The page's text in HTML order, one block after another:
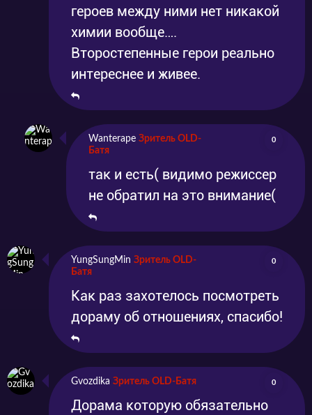
героев между ними нет никакой
химии вообще….
Второстепенные герои реально
интереснее и живее.
Wanterape Зритель OLD-
Батя
0
так и есть( видимо режиссер
не обратил на это внимание(
YungSungMin Зритель OLD-
Батя
0
Как раз захотелось посмотреть
дораму об отношениях, спасибо!
Gvozdika Зритель OLD-Батя 0
Дорама которую обязательно